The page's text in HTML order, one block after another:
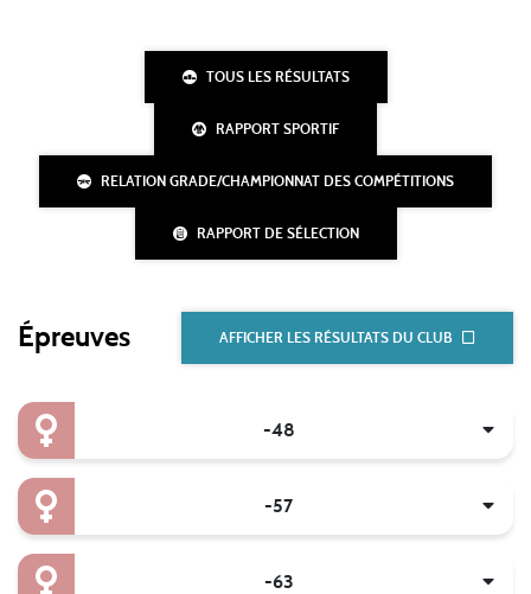
TOUS LES RÉSULTATS
RAPPORT SPORTIF
RELATION GRADE/CHAMPIONNAT DES COMPÉTITIONS
RAPPORT DE SÉLECTION
Épreuves AFFICHER LES RÉSULTATS DU CLUB
-48
-57
-63